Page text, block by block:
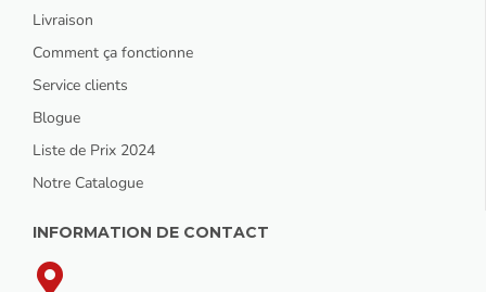
Livraison
Comment ça fonctionne
Service clients
Blogue
Liste de Prix 2024
Notre Catalogue
INFORMATION DE CONTACT